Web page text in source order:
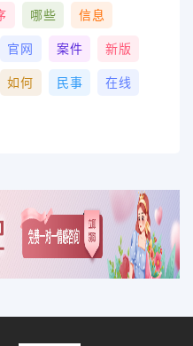
哪些 信息
官网 案件 新版
如何 民事 在线